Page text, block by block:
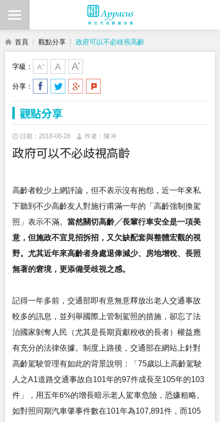
首頁 觀點分享 政府可以不必歧視高齡
字級：
分享：
觀點分享
日期：2018-08-28 作者：陳冲
政府可以不必歧視高齡
高齡者較少上網評論，但不表示沒有抱怨，近一年來私
下聽到不少高齡友人對施行甫滿一年的「高齡強制換駕
照」表示不滿。 當然關切高齡╱長輩行車安全是一項美
意，但施政不宜見招拆招，又欠缺配套與整體宏觀的視
野。尤其近年來高齡者身處退俸減少、房地增稅、長照
無著的窘境，更添備受歧視之感。
記得一年多前，交通部即有意無意釋放出老人交通事故
較多的訊息，並列舉國際上管制駕照的措施，卻忘了法
治國家剝奪人民（尤其是長期貢獻稅收的長者）權益應
有充分的法律依據。制度上路後，交通部在網站上針對
高齡駕駛管理有如此的背景說明：「75歲以上高齡駕駛
人之A1道路交通事故自101年的97件成長至105年的103
件」，用五年6%的增長暗示老人駕車危險，恐嫌粗略。
如對照同期汽車肇事件數在101年為107,891件，而105